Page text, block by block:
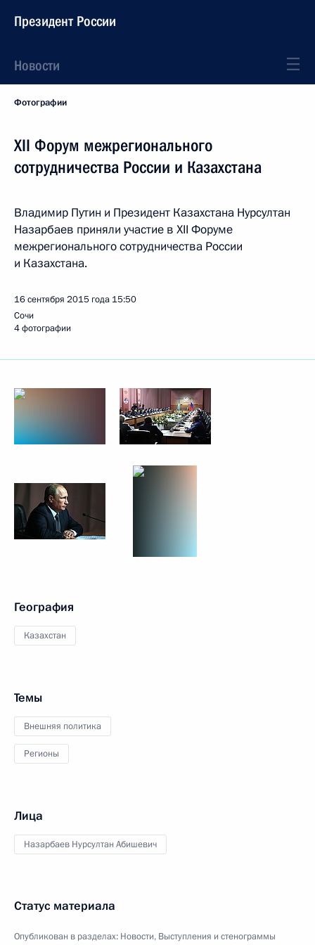
Президент России
Новости
Фотографии
XII Форум межрегионального
сотрудничества России и Казахстана
Владимир Путин и Президент Казахстана Нурсултан
Назарбаев приняли участие в XII Форуме
межрегионального сотрудничества России
и Казахстана.
16 сентября 2015 года 15:50
Сочи
4 фотографии
География
Казахстан
Темы
Внешняя политика
Регионы
Лица
Назарбаев Нурсултан Абишевич
Статус материала
Опубликован в разделах: Новости, Выступления и стенограммы